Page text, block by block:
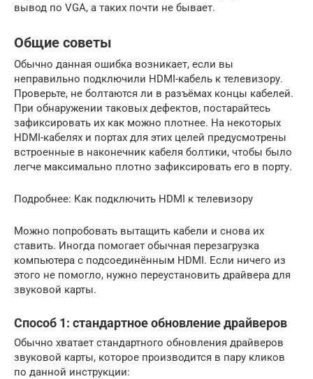
вывод по VGA, а таких почти не бывает.
Общие советы
Обычно данная ошибка возникает, если вы
неправильно подключили HDMI-кабель к телевизору.
Проверьте, не болтаются ли в разъёмах концы кабелей.
При обнаружении таковых дефектов, постарайтесь
зафиксировать их как можно плотнее. На некоторых
HDMI-кабелях и портах для этих целей предусмотрены
встроенные в наконечник кабеля болтики, чтобы было
легче максимально плотно зафиксировать его в порту.
Подробнее: Как подключить HDMI к телевизору
Можно попробовать вытащить кабели и снова их
ставить. Иногда помогает обычная перезагрузка
компьютера с подсоединённым HDMI. Если ничего из
этого не помогло, нужно переустановить драйвера для
звуковой карты.
Способ 1: стандартное обновление драйверов
Обычно хватает стандартного обновления драйверов
звуковой карты, которое производится в пару кликов
по данной инструкции: